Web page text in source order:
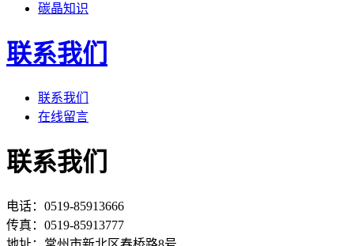
碳晶知识
联系我们
联系我们
在线留言
联系我们
电话：0519-85913666
传真：0519-85913777